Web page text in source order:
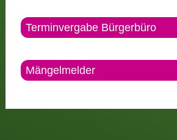
Terminvergabe Bürgerbüro
Mängelmelder